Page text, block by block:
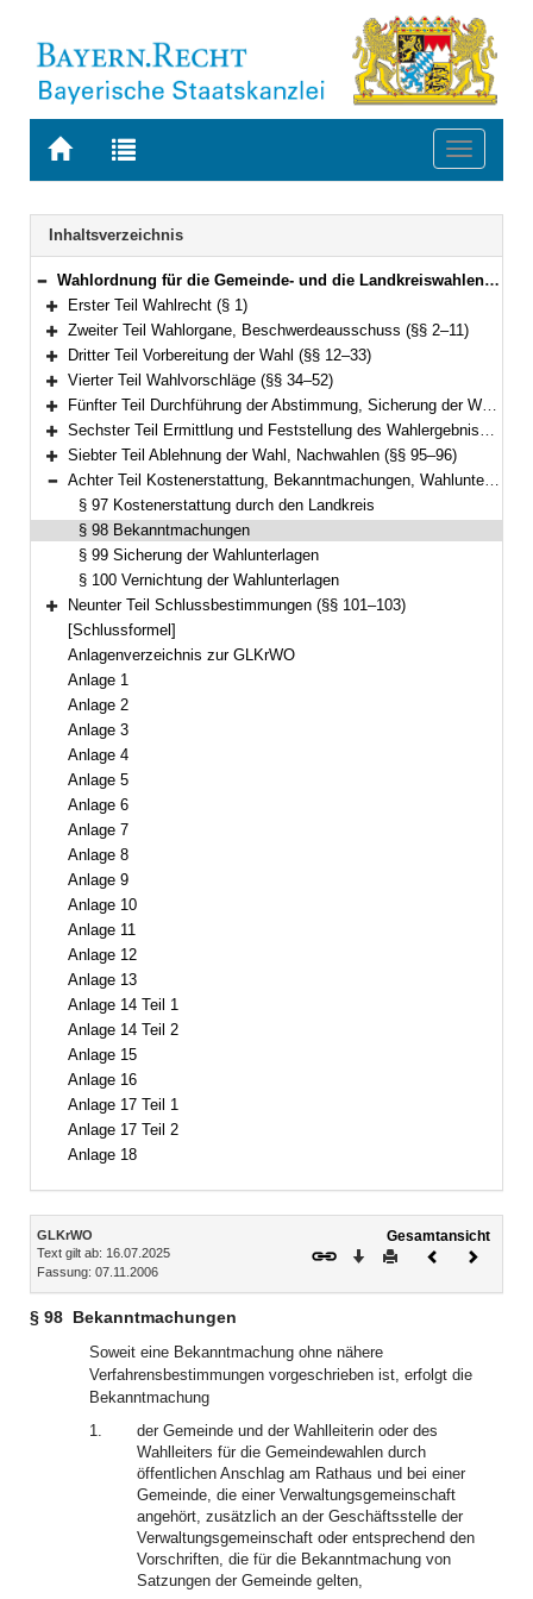
Zur
BAYERN.RECHT
Zur
letzten
Suche
Toggle
Navigation
Inhaltsverzeichnis
Bereich reduzieren
Wahlordnung für die Gemeinde- und die Landkreiswahlen (Gemeinde- und Landkreiswahlordnung – GLKrWO) Vom 7. November 2006 (GVBl. S. 852) BayRS 2021-1/2-1-I (§§ 1–103)
Bereich erweitern
Erster Teil Wahlrecht (§ 1)
Bereich erweitern
Zweiter Teil Wahlorgane, Beschwerdeausschuss (§§ 2–11)
Bereich erweitern
Dritter Teil Vorbereitung der Wahl (§§ 12–33)
Bereich erweitern
Vierter Teil Wahlvorschläge (§§ 34–52)
Bereich erweitern
Fünfter Teil Durchführung der Abstimmung, Sicherung der Wahlfreiheit, Briefwahl (§§ 53–78)
Bereich erweitern
Sechster Teil Ermittlung und Feststellung des Wahlergebnisses (§§ 79–94)
Bereich erweitern
Siebter Teil Ablehnung der Wahl, Nachwahlen (§§ 95–96)
Bereich reduzieren
Achter Teil Kostenerstattung, Bekanntmachungen, Wahlunterlagen (§§ 97–100)
§ 97 Kostenerstattung durch den Landkreis
§ 98 Bekanntmachungen
§ 99 Sicherung der Wahlunterlagen
§ 100 Vernichtung der Wahlunterlagen
Bereich erweitern
Neunter Teil Schlussbestimmungen (§§ 101–103)
[Schlussformel]
Anlagenverzeichnis zur GLKrWO
Anlage 1
Anlage 2
Anlage 3
Anlage 4
Anlage 5
Anlage 6
Anlage 7
Anlage 8
Anlage 9
Anlage 10
Anlage 11
Anlage 12
Anlage 13
Anlage 14 Teil 1
Anlage 14 Teil 2
Anlage 15
Anlage 16
Anlage 17 Teil 1
Anlage 17 Teil 2
Anlage 18
Inhalt
GLKrWO
Text gilt ab: 16.07.2025
Fassung: 07.11.2006
Gesamtansicht
Download
DruckenVorheriges
§ 98 Bekanntmachungen
Soweit eine Bekanntmachung ohne nähere
Verfahrensbestimmungen vorgeschrieben ist, erfolgt die
Bekanntmachung
1.
der Gemeinde und der Wahlleiterin oder des
Wahlleiters für die Gemeindewahlen durch
öffentlichen Anschlag am Rathaus und bei einer
Gemeinde, die einer Verwaltungsgemeinschaft
angehört, zusätzlich an der Geschäftsstelle der
Verwaltungsgemeinschaft oder entsprechend den
Vorschriften, die für die Bekanntmachung von
Satzungen der Gemeinde gelten,